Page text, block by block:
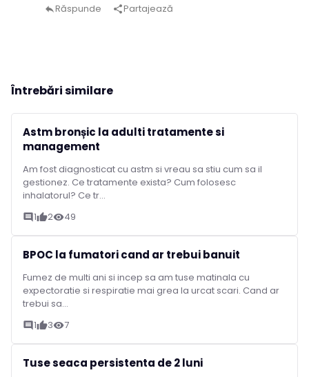
replyRăspunde sharePartajează
Întrebări similare
Astm bronșic la adulti tratamente si
management
Am fost diagnosticat cu astm si vreau sa stiu cum sa il
gestionez. Ce tratamente exista? Cum folosesc
inhalatorul? Ce tr...
comment 1thumb_up2visibility49
BPOC la fumatori cand ar trebui banuit
Fumez de multi ani si incep sa am tuse matinala cu
expectoratie si respiratie mai grea la urcat scari. Cand ar
trebui sa...
comment 1thumb_up3visibility7
Tuse seaca persistenta de 2 luni